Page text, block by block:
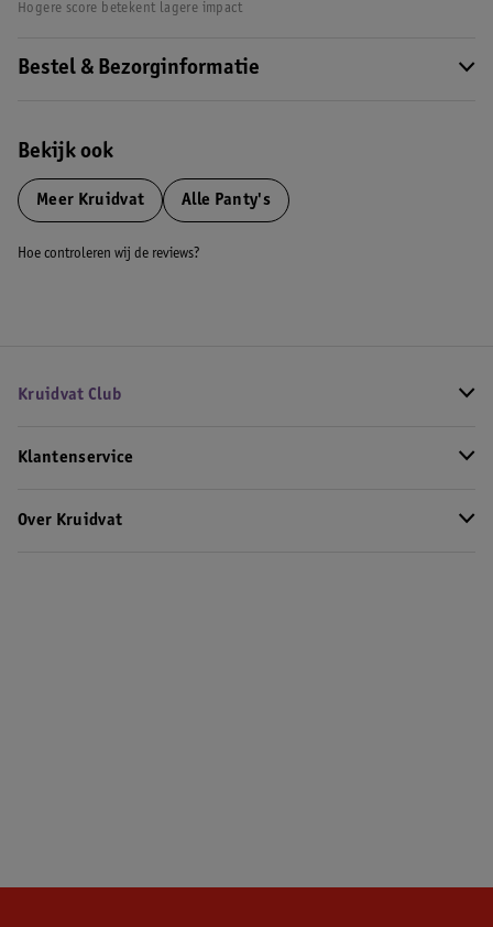
Hogere score betekent lagere impact
Bestel & Bezorginformatie
Bekijk ook
Meer Kruidvat Alle Panty's
Hoe controleren wij de reviews?
Kruidvat Club
Klantenservice
Over Kruidvat